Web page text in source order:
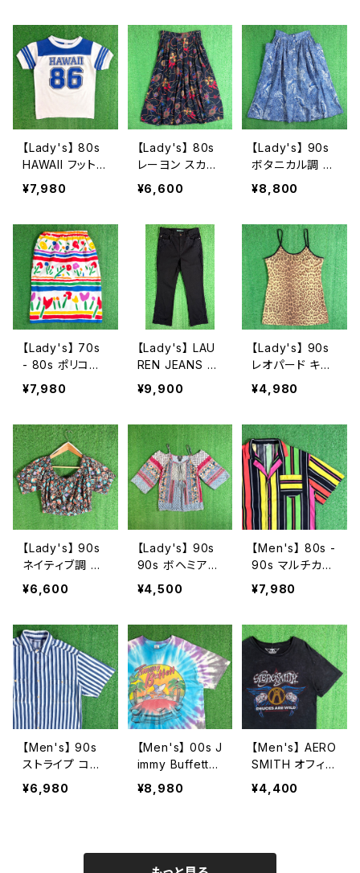
ンツ チェックパ
ンツ メンズ トラ
ッド 2267
ス パワーパフガ
ールズ ミニ チビ
ピチ N1580
ィーシャツ T-Sh
irt 古着 ミニ ピ
チ チビ レディー
ス ボヘミアン N
1579
【Lady's】 80s
HAWAII フット
ボール Tシャツ
/ 80年代 ティー
チビ ピチ ミニ
レディース N153
¥7,980
【Lady's】 80s
レーヨン スカー
フ柄 スカート /
80年代 古着 レ
266
¥6,600
【Lady's】 90s
ボタニカル調 総
柄 ギャザー スカ
ート / 90年代
2265
¥8,800
【Lady's】 70s
- 80s ポリコッ
トン 花柄 ボー
ダー スカート /
製 70年代 80
年代 古着 レデ
ィース 総柄 22
46
¥7,980
【Lady's】 LAU
REN JEANS RA
LPH LAUREN
レースデザイン
古着 パンツ フレ
ア ラルフローレ
ン レディース N1
555
¥9,900
【Lady's】 90s
レオパード キャ
ミソール / 90年
代 古着 レディ
柄 キャミ ワンピ
ワンピース N15
73
¥4,980
【Lady's】 90s
ネイティブ調 幾
何学柄 ギャザー
クロップトップス
古着 レディース
シャツ 半袖 オル
テガ 2260
¥6,600
【Lady's】 90s
90s ボヘミアン
パッチワーク柄
レース プルオー
90年代 半袖 キ
ャミソール 古着
レディース 225
9
¥4,500
【Men's】 80s -
90s マルチカラ
ー ストライプ 開
襟 シャツ / 80
袖 メンズ カラフ
ル N1577
¥7,980
【Men's】 90s
ストライプ コッ
トン シャツ / ア
メリカ製 USA製
¥6,980
【Men's】 00s J
immy Buffett
タイダイ ツアー
Tシャツ / ティー
ミー・バフェット
¥8,980
【Men's】 AERO
SMITH オフィシ
ャルライセンス
Tシャツ / 古着
¥4,400